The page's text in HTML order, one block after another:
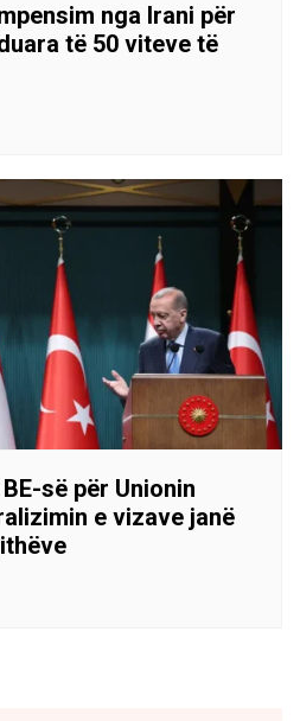
nga Irani për
të 50 viteve të
së për Unionin
e vizave janë